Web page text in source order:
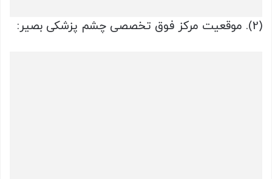
(2). موقعیت مرکز فوق تخصصی چشم پزشکی بصیر: